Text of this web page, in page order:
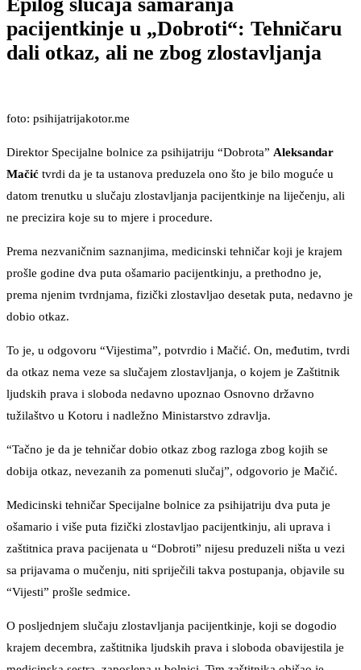
pacijentkinje u „Dobroti“: Tehničaru
dali otkaz, ali ne zbog zlostavljanja
foto: psihijatrijakotor.me
Direktor Specijalne bolnice za psihijatriju “Dobrota” Aleksandar
Mačić tvrdi da je ta ustanova preduzela ono što je bilo moguće u
datom trenutku u slučaju zlostavljanja pacijentkinje na liječenju, ali
ne precizira koje su to mjere i procedure.
Prema nezvaničnim saznanjima, medicinski tehničar koji je krajem
prošle godine dva puta ošamario pacijentkinju, a prethodno je,
prema njenim tvrdnjama, fizički zlostavljao desetak puta, nedavno je
dobio otkaz.
To je, u odgovoru “Vijestima”, potvrdio i Mačić. On, međutim, tvrdi
da otkaz nema veze sa slučajem zlostavljanja, o kojem je Zaštitnik
ljudskih prava i sloboda nedavno upoznao Osnovno državno
tužilaštvo u Kotoru i nadležno Ministarstvo zdravlja.
“Tačno je da je tehničar dobio otkaz zbog razloga zbog kojih se
dobija otkaz, nevezanih za pomenuti slučaj”, odgovorio je Mačić.
Medicinski tehničar Specijalne bolnice za psihijatriju dva puta je
ošamario i više puta fizički zlostavljao pacijentkinju, ali uprava i
zaštitnica prava pacijenata u “Dobroti” nijesu preduzeli ništa u vezi
sa prijavama o mučenju, niti spriječili takva postupanja, objavile su
“Vijesti” prošle sedmice.
O posljednjem slučaju zlostavljanja pacijentkinje, koji se dogodio
krajem decembra, zaštitnika ljudskih prava i sloboda obavijestila je